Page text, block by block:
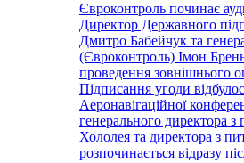
Євроконтроль починає
Директор Державного
Дмитро Бабейчук та
(Євроконтроль) Імон
проведення зовнішнього
Підписання угоди
Аеронавігаційної
генерального директора з
Хололея та директора з
розпочинається відразу